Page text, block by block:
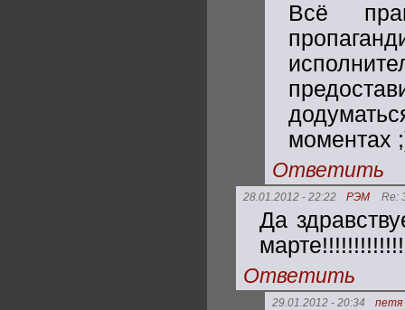
Всё
моментах
Ответить
28.01.2012 - 22:22 РЭМ Re:
Да
Ответить
29.01.2012 - 20:34 петя